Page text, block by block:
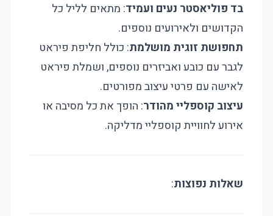
בד פוליאסטר נעים ועמיד: מתאים לליל כל
הקדושים ולאירועים נוספים.
תחפושת זוגית מושלמת: כולל חליפת פיראט
לגבר עם כובע ואביזרים נוספים, ושמלת פיראט
לאישה עם פרטי עיצוב מפורטים.
עיצוב קוספליי מהודר: הופך את כל מסיבה או
אירוע לחוויית קוספליי מדליקה.
שאלות נפוצות: